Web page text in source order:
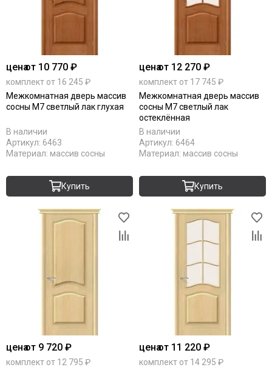
ценаот 10 770 ₽
комплект от 16 245 ₽
Межкомнатная дверь массив
сосны М7 светлый лак глухая
В наличии
Артикул: 6463
Материал: массив сосны
Купить
ценаот 12 270 ₽
комплект от 17 745 ₽
Межкомнатная дверь массив
сосны М7 светлый лак
остеклённая
В наличии
Артикул: 6464
Материал: массив сосны
Купить
ценаот 9 720 ₽
комплект от 12 795 ₽
ценаот 11 220 ₽
комплект от 14 295 ₽